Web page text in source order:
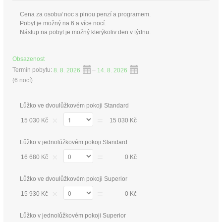
Cena za osobu/ noc s plnou penzí a programem.
Pobyt je možný na 6 a více nocí.
Nástup na pobyt je možný kterýkoliv den v týdnu.
Obsazenost
Termín pobytu: 8. 8. 2026 – 14. 8. 2026
(6 nocí)
Lůžko ve dvoulůžkovém pokoji Standard
15 030 Kč 15 030 Kč
Lůžko v jednolůžkovém pokoji Standard
16 680 Kč 0 Kč
Lůžko ve dvoulůžkovém pokoji Superior
15 930 Kč 0 Kč
Lůžko v jednolůžkovém pokoji Superior